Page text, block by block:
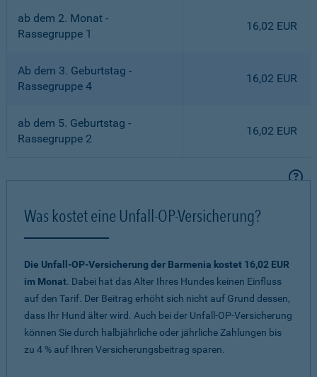
ab dem 2. Monat -
Rassegruppe 1
16,02 EUR
Ab dem 3. Geburtstag -
Rassegruppe 4
16,02 EUR
ab dem 5. Geburtstag -
Rassegruppe 2
16,02 EUR
Was kostet eine Unfall-OP-Versicherung?
Die Unfall-OP-Versicherung der Barmenia kostet 16,02 EUR
im Monat. Dabei hat das Alter Ihres Hundes keinen Einfluss
auf den Tarif. Der Beitrag erhöht sich nicht auf Grund dessen,
dass Ihr Hund älter wird. Auch bei der Unfall-OP-Versicherung
können Sie durch halbjährliche oder jährliche Zahlungen bis
zu 4 % auf Ihren Versicherungsbeitrag sparen.